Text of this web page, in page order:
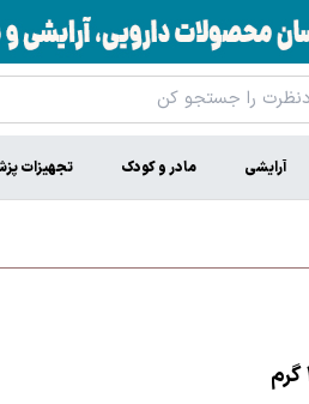
آرایشی مادر و کودک تجهیزات